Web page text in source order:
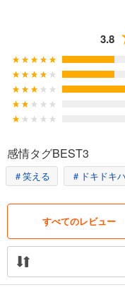
3.8
感情タグBEST3
＃笑える ＃ドキドキ
すべてのレビュー